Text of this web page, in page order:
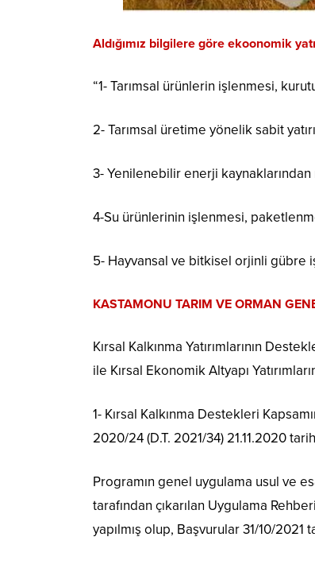
Aldığımız bilgilere göre ekoonomik
“1- Tarımsal ürünlerin işlenmesi,
2- Tarımsal üretime yönelik sabit
3- Yenilenebilir enerji kaynaklarından
4-Su ürünlerinin işlenmesi,
5- Hayvansal ve bitkisel orjinli gübre
KASTAMONU TARIM VE ORMAN
Kırsal Kalkınma Yatırımlarının
ile Kırsal Ekonomik Altyapı
1- Kırsal Kalkınma Destekleri
2020/24 (D.T. 2021/34) 21.11.2020 tarih
Programın genel uygulama usul ve
tarafından çıkarılan Uygulama
yapılmış olup, Başvurular 31/10/